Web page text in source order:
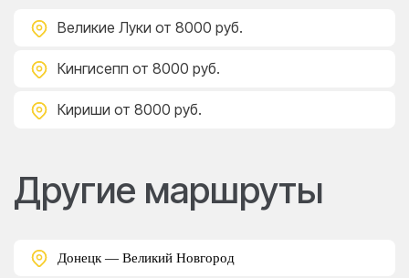
Великие Луки от 8000 руб.
Кингисепп от 8000 руб.
Кириши от 8000 руб.
Другие маршруты
Донецк — Великий Новгород